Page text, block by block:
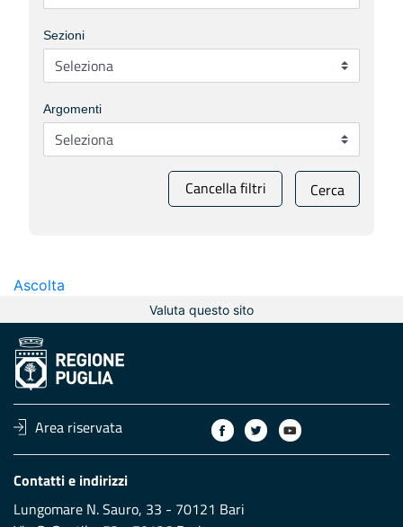
Sezioni
Argomenti
Cancella filtri Cerca
Ascolta
Valuta questo sito
Area riservata
Contatti e indirizzi
Lungomare N. Sauro, 33 - 70121 Bari